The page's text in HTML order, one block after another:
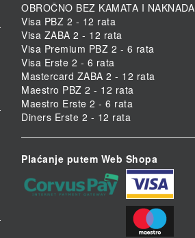
OBROČNO BEZ KAMATA I NAKNADA
Visa PBZ 2 - 12 rata
Visa ZABA 2 - 12 rata
Visa Premium PBZ 2 - 6 rata
Visa Erste 2 - 6 rata
Mastercard ZABA 2 - 12 rata
Maestro PBZ 2 - 12 rata
Maestro Erste 2 - 6 rata
Diners Erste 2 - 12 rata
Plaćanje putem Web Shopa